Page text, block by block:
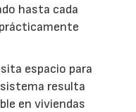
hasta cada
espacio para
resulta
en viviendas